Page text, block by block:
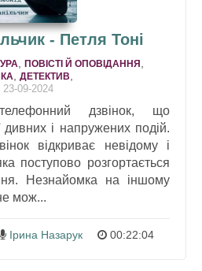
- Петля Тоні
ПОВІСТІ Й ОПОВІДАННЯ
ДЕТЕКТИВ
23-09-2024
дзвінок, що
дивних і напружених подій.
відкриває невідому і
поступово розгортається
Незнайомка на іншому
мож...
Ірина Назарук 00:22:04